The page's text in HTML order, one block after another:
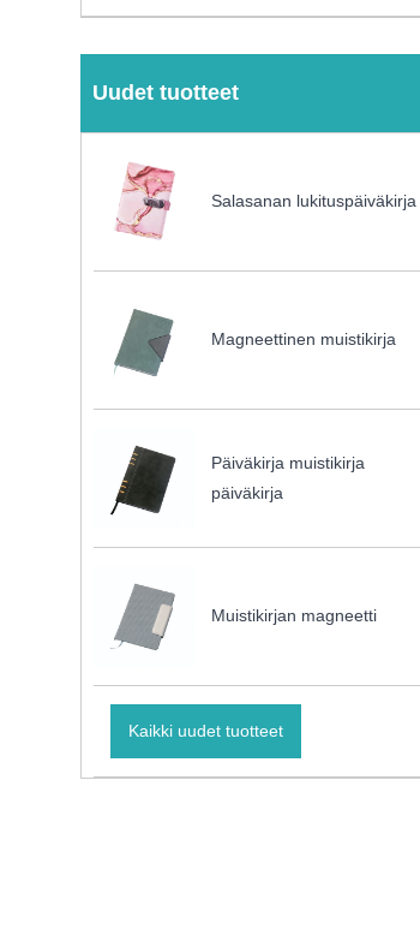
Uudet tuotteet
Salasanan lukituspäiväkirja
Magneettinen muistikirja
Päiväkirja muistikirja
päiväkirja
Muistikirjan magneetti
Kaikki uudet tuotteet